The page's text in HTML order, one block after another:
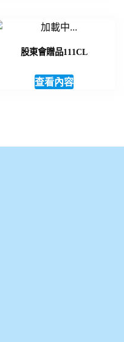
股東會贈品111CL
查看內容